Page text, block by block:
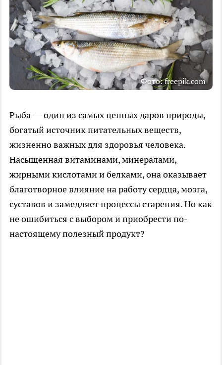
Фото: freepik.com
Рыба — один из самых ценных даров природы,
богатый источник питательных веществ,
жизненно важных для здоровья человека.
Насыщенная витаминами, минералами,
жирными кислотами и белками, она оказывает
благотворное влияние на работу сердца, мозга,
суставов и замедляет процессы старения. Но как
не ошибиться с выбором и приобрести по-
настоящему полезный продукт?